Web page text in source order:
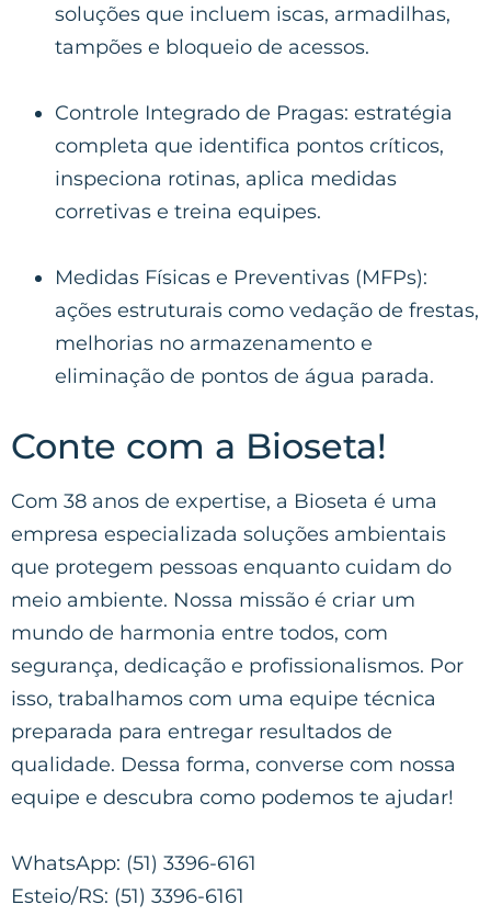
soluções que incluem iscas, armadilhas,
tampões e bloqueio de acessos.
Controle Integrado de Pragas: estratégia
completa que identifica pontos críticos,
inspeciona rotinas, aplica medidas
corretivas e treina equipes.
Medidas Físicas e Preventivas (MFPs):
ações estruturais como vedação de frestas,
melhorias no armazenamento e
eliminação de pontos de água parada.
Conte com a Bioseta!
Com 38 anos de expertise, a Bioseta é uma
empresa especializada soluções ambientais
que protegem pessoas enquanto cuidam do
meio ambiente. Nossa missão é criar um
mundo de harmonia entre todos, com
segurança, dedicação e profissionalismos. Por
isso, trabalhamos com uma equipe técnica
preparada para entregar resultados de
qualidade. Dessa forma, converse com nossa
equipe e descubra como podemos te ajudar!
WhatsApp: (51) 3396-6161
Esteio/RS: (51) 3396-6161